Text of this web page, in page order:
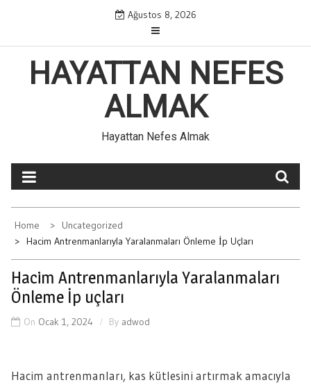
content
Ağustos 8, 2026
HAYATTAN NEFES
ALMAK
Hayattan Nefes Almak
Home
Uncategorized
Hacim Antrenmanlarıyla Yaralanmaları Önleme İp Uçları
Hacim Antrenmanlarıyla Yaralanmaları
Önleme İp uçları
On Ocak 1, 2024 By adwod
Hacim antrenmanları, kas kütlesini artırmak amacıyla